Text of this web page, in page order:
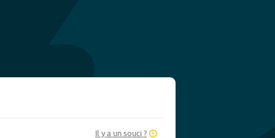
Il y a un souci ?